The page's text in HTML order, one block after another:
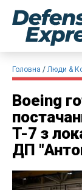
Головна Люди &
Boeing
T-7 з
ДП